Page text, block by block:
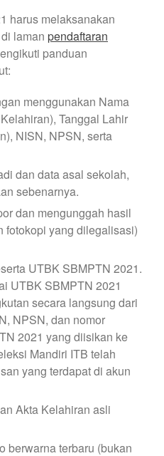
harus melaksanakan
laman pendaftaran
panduan
menggunakan Nama
Tanggal Lahir
NISN, NPSN, serta
dan data asal sekolah,
sebenarnya.
dan mengunggah hasil
fotokopi yang dilegalisasi)
UTBK SBMPTN 2021.
UTBK SBMPTN 2021
secara langsung dari
NPSN, dan nomor
2021 yang diisikan ke
Mandiri ITB telah
yang terdapat di akun
Akta Kelahiran asli
berwarna terbaru (bukan